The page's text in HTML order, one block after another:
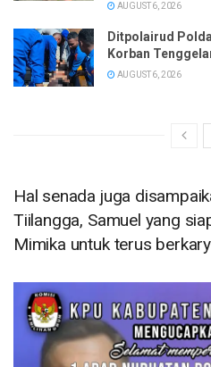
AUGUST 6, 2026
Ditpolairud
Korban
AUGUST 6, 2026
Hal senada juga
Tiilangga, Samuel yang
Mimika untuk terus